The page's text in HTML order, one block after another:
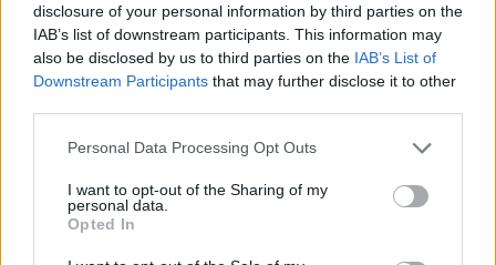
disclosure of your personal information by third parties on the
IAB’s list of downstream participants. This information may
also be disclosed by us to third parties on the IAB’s List of
Downstream Participants that may further disclose it to other
Personal Data Processing Opt Outs
I want to opt-out of the Sharing of my
personal data.
Opted In
Ευρωπαϊκή Ένωση προβλέπει ότι εάν κράτος μέλος
δεχθεί ένοπλη επίθεση στο έδαφός του, τα
υπόλοιπα κράτη μέλη έχουν υποχρέωση βοήθειας
και στρατηγική σημασία. Η αξία της όμως δεν
βρίσκεται μόνο στο νομικό κείμενο, αλλά στην
ύπαρξη πραγματικών υποδομών, κοινών ασκήσεων,